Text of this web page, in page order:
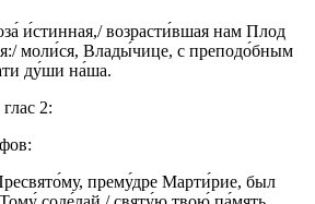
и́стинная,/ возрасти́вшая нам Плод
моли́ся, Влады́чице, с преподо́бным
ду́ши на́ша.
2:
прему́дре Марти́рие, был